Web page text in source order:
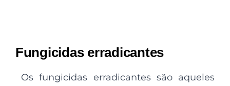
Fungicidas erradicantes
Os fungicidas erradicantes são aqueles